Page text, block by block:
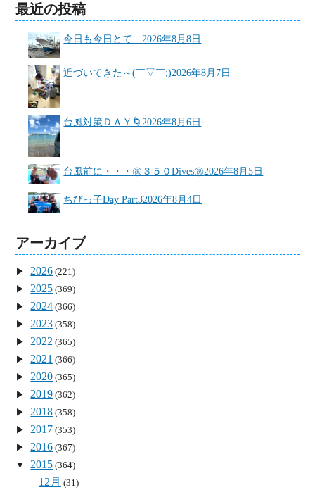
最近の投稿
今日も今日とて… 2026年8月8日
近づいてきた～(￣▽￣;)2026年8月7日
台風対策ＤＡＹ🌀 2026年8月6日
台風前に・・・㊗３５０Dives㊗2026年8月5日
ちびっ子Day Part32026年8月4日
アーカイブ
2026 (221)
2025 (369)
2024 (366)
2023 (358)
2022 (365)
2021 (366)
2020 (365)
2019 (362)
2018 (358)
2017 (353)
2016 (367)
2015 (364)
12月 (31)